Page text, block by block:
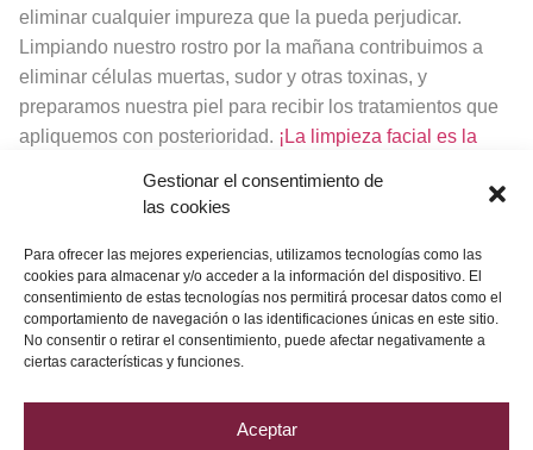
Gestionar el consentimiento de
las cookies
Para ofrecer las mejores experiencias, utilizamos tecnologías como las
cookies para almacenar y/o acceder a la información del dispositivo. El
consentimiento de estas tecnologías nos permitirá procesar datos como el
comportamiento de navegación o las identificaciones únicas en este sitio.
No consentir o retirar el consentimiento, puede afectar negativamente a
ciertas características y funciones.
Aceptar
eliminar cualquier impureza que la pueda perjudicar.
Limpiando nuestro rostro por la mañana contribuimos a
eliminar células muertas, sudor y otras toxinas, y
preparamos nuestra piel para recibir los tratamientos que
apliquemos con posterioridad. ¡La limpieza facial es la
que tienes que saber sobre
La Cápsula del Tiempo